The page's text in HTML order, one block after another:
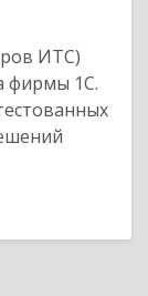
ИТС)
фирмы 1С.